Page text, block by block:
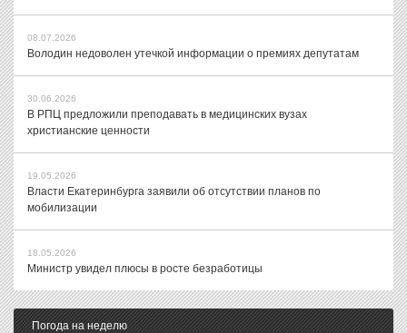
08.07.2026
Володин недоволен утечкой информации о премиях депутатам
30.06.2026
В РПЦ предложили преподавать в медицинских вузах
христианские ценности
19.05.2026
Власти Екатеринбурга заявили об отсутствии планов по
мобилизации
18.05.2026
Министр увидел плюсы в росте безработицы
Погода на неделю